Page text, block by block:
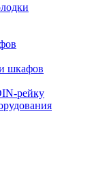
шкафов
рейку